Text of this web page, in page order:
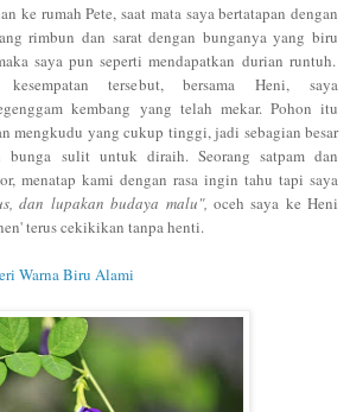
ke rumah Pete, saat mata saya bertatapan dengan
rimbun dan sarat dengan bunganya yang biru
saya pun seperti mendapatkan durian runtuh.
tersebut, bersama Heni, saya
kembang yang telah mekar. Pohon itu
mengkudu yang cukup tinggi, jadi sebagian besar
bunga sulit untuk diraih. Seorang satpam dan
menatap kami dengan rasa ingin tahu tapi saya
dan lupakan budaya malu", oceh saya ke Heni
terus cekikikan tanpa henti.
Warna Biru Alami